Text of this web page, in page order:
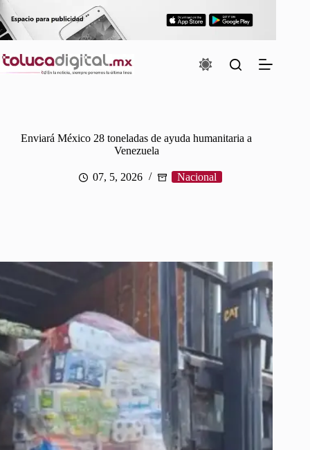
Saltar
al
contenido
Enviará México 28 toneladas de ayuda humanitaria a
Venezuela
07, 5, 2026 Nacional